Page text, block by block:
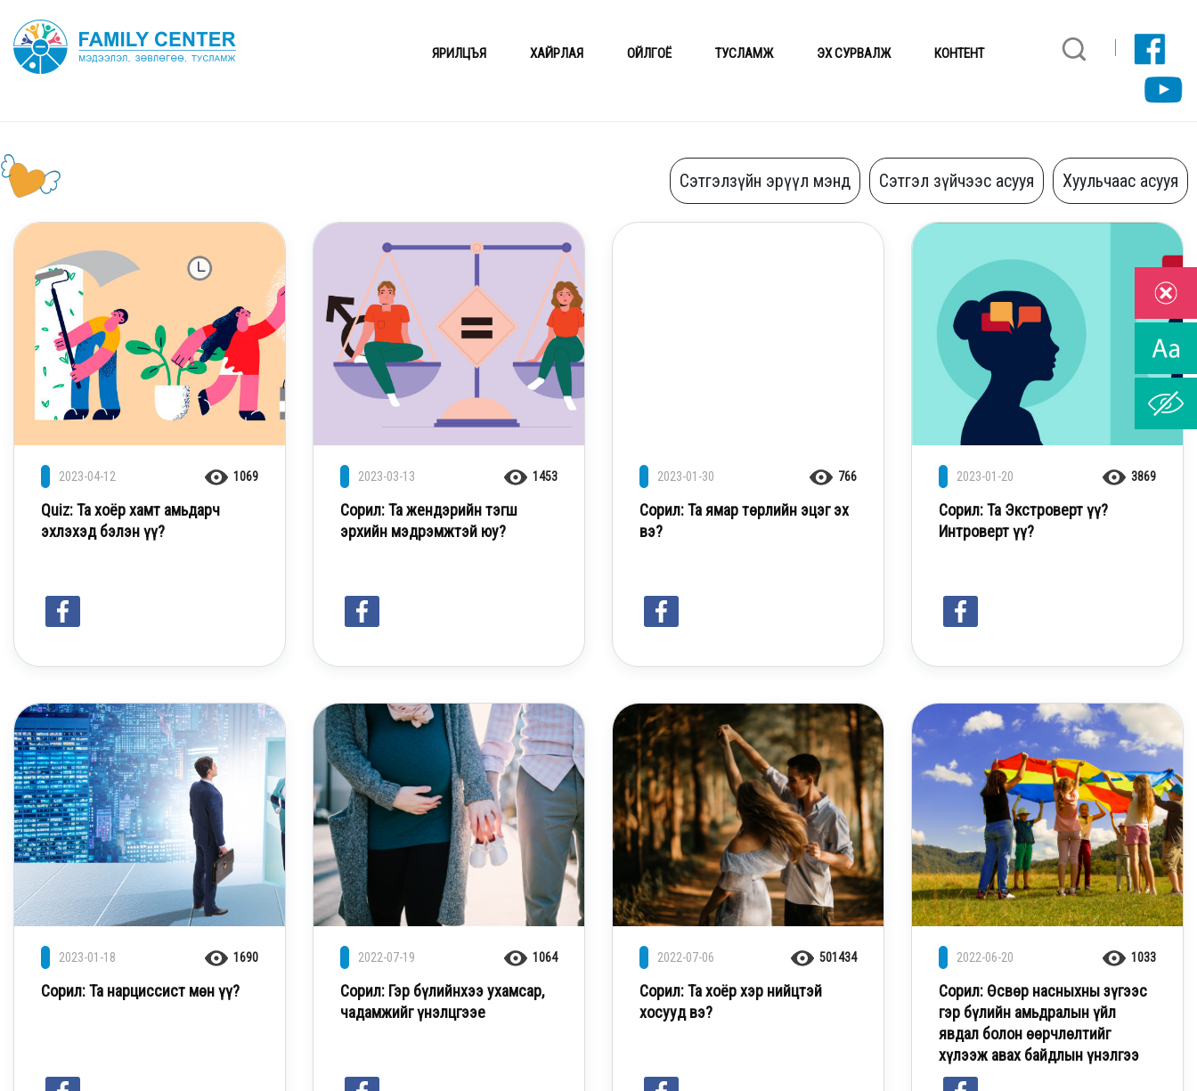
ЯРИЛЦЪЯ ХАЙРЛАЯ ОЙЛГОЁ ТУСЛАМЖ ЭХ СУРВАЛЖ КОНТЕНТ
Хуульчаас асууя
Сэтгэл зүйчээс асууя
Сэтгэлзүйн эрүүл мэнд
2023-04-12 1069
Quiz: Та хоёр хамт амьдарч
эхлэхэд бэлэн үү?
2023-03-13 1453
Сорил: Та жендэрийн тэгш
эрхийн мэдрэмжтэй юу?
2023-01-30 766
Сорил: Та ямар төрлийн эцэг эх
вэ?
2023-01-20 3869
Сорил: Та Экстроверт үү?
Интроверт үү?
2023-01-18 1690
Сорил: Та нарциссист мөн үү?
2022-07-19 1064
Сорил: Гэр бүлийнхээ ухамсар,
чадамжийг үнэлцгээе
2022-07-06 501434
Сорил: Та хоёр хэр нийцтэй
хосууд вэ?
2022-06-20 1033
Сорил: Өсвөр насныхны зүгээс
гэр бүлийн амьдралын үйл
явдал болон өөрчлөлтийг
хүлээж авах байдлын үнэлгээ